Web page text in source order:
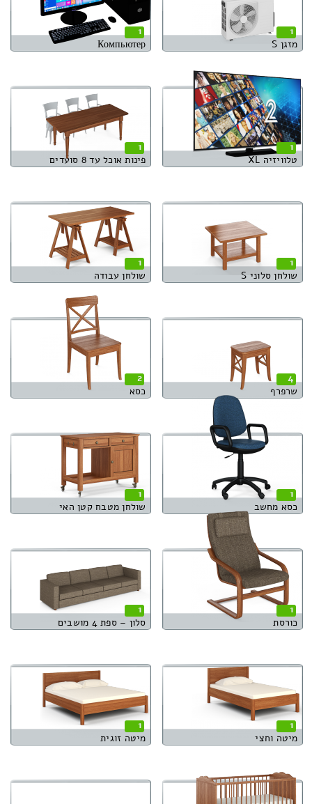
1
מזגן S
1
Компьютер
1
טלוויזיה XL
1
פינות אוכל עד 8 סועדים
1
שולחן סלוני S
1
שולחן עבודה
4
שרפרף
2
כסא
1
כסא מחשב
1
שולחן מטבח קטן האי
1
כורסת
1
סלון – ספת 4 מושבים
1
מיטה וחצי
1
מיטה זוגית